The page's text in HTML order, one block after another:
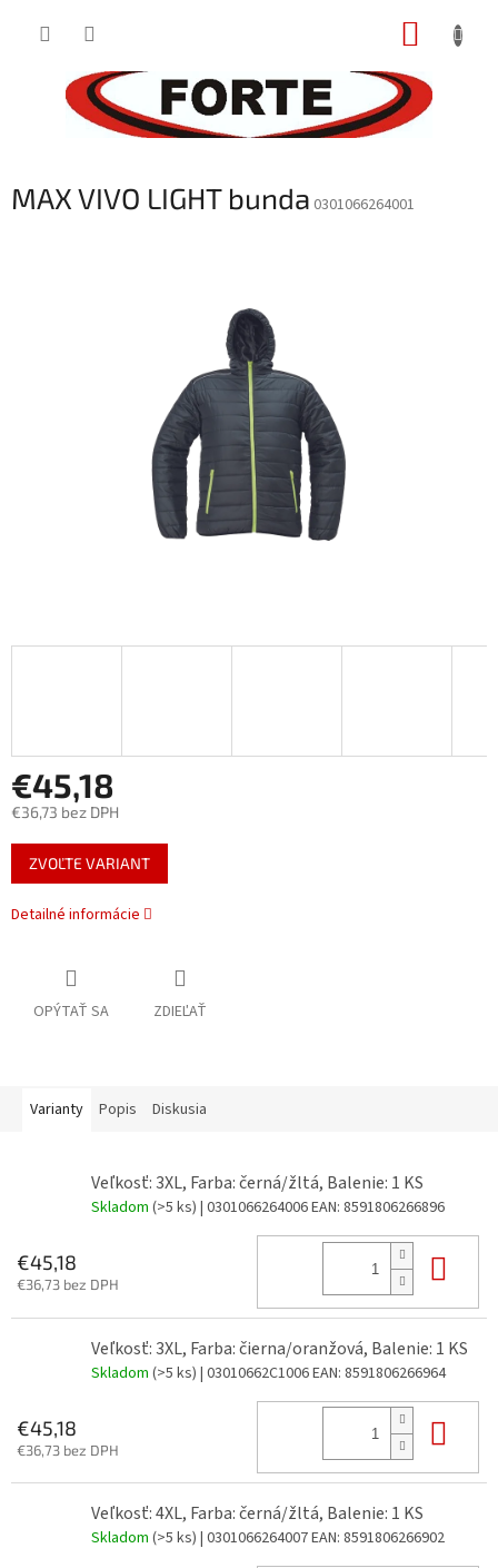
MAX VIVO LIGHT bunda 0301066264001
€45,18
€36,73 bez DPH
Jednotková
cena:
ZVOĽTE VARIANT
Detailné informácie
OPÝTAŤ SA ZDIEĽAŤ
Varianty Popis Diskusia
Veľkosť: 3XL, Farba: černá/žltá, Balenie: 1 KS
Skladom (>5 ks) | 0301066264006EAN: 8591806266896
€45,18
€36,73 bez DPH
Veľkosť: 3XL, Farba: čierna/oranžová, Balenie: 1 KS
Skladom (>5 ks) | 03010662C1006EAN: 8591806266964
€45,18
€36,73 bez DPH
Veľkosť: 4XL, Farba: černá/žltá, Balenie: 1 KS
Skladom (>5 ks) | 0301066264007EAN: 8591806266902